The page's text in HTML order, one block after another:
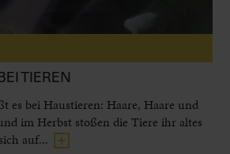
TIEREN
es bei Haustieren: Haare, Haare und
im Herbst stoßen die Tiere ihr altes
auf...